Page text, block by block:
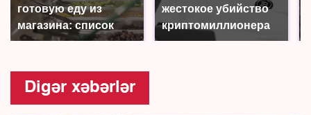
готовую еду из
магазина: список
жестокое убийство
криптомиллионера
Digər xəbərlər